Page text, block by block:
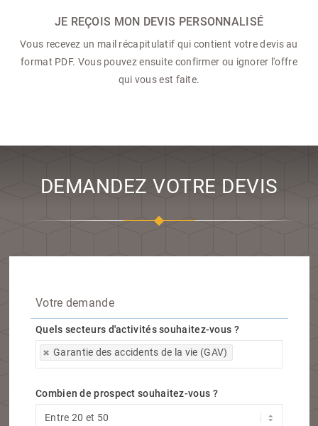
JE REÇOIS MON DEVIS PERSONNALISÉ
Vous recevez un mail récapitulatif qui contient votre devis au
format PDF. Vous pouvez ensuite confirmer ou ignorer l'offre
qui vous est faite.
DEMANDEZ VOTRE DEVIS
Votre demande
Quels secteurs d'activités souhaitez-vous ?
Garantie des accidents de la vie (GAV)
Quels secteurs d'activités souhaitez-vous ?
Combien de prospect souhaitez-vous ?